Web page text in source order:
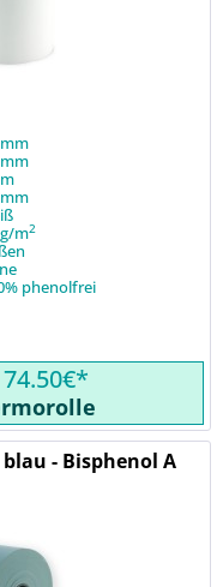
m2
phenolfrei
- Bisphenol A